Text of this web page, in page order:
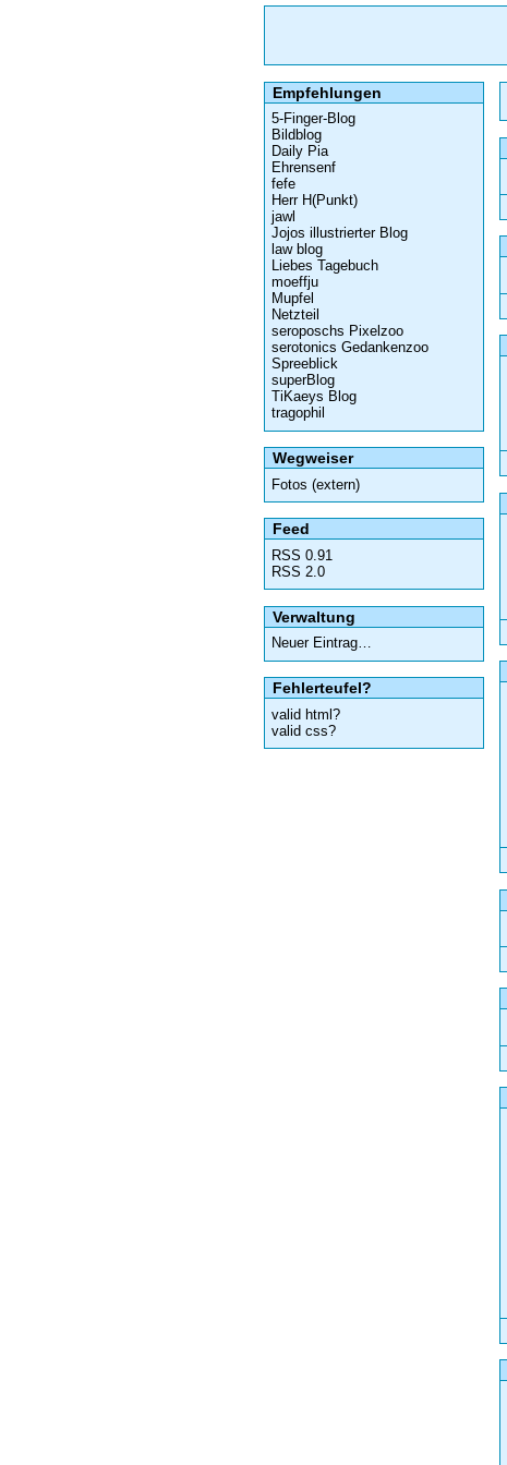
Empfehlungen
5-Finger-Blog
Bildblog
Daily Pia
Ehrensenf
fefe
Herr H(Punkt)
jawl
Jojos illustrierter Blog
law blog
Liebes Tagebuch
moeffju
Mupfel
Netzteil
seroposchs Pixelzoo
serotonics Gedankenzoo
Spreeblick
superBlog
TiKaeys Blog
tragophil
Wegweiser
Fotos (extern)
Feed
RSS 0.91
RSS 2.0
Verwaltung
Neuer Eintrag…
Fehlerteufel?
valid html?
valid css?